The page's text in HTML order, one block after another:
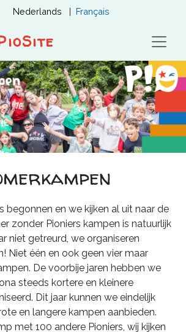
Nederlands Français
begonnen en we kijken al uit naar de
zonder Pioniers kampen is natuurlijk
niet getreurd, we organiseren
Niet één en ook geen vier maar
De voorbije jaren hebben we
steeds kortere en kleinere
Dit jaar kunnen we eindelijk
en langere kampen aanbieden.
met 100 andere Pioniers, wij kijken